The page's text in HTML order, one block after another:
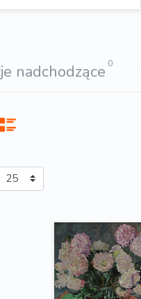
nadchodzące 0